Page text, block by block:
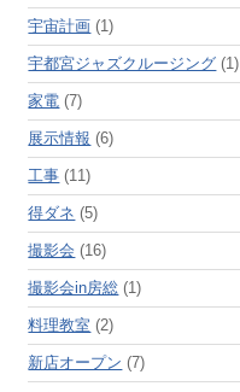
宇宙計画 (1)
宇都宮ジャズクルージング (1)
家電 (7)
展示情報 (6)
工事 (11)
得ダネ (5)
撮影会 (16)
撮影会in房総 (1)
料理教室 (2)
新店オープン (7)